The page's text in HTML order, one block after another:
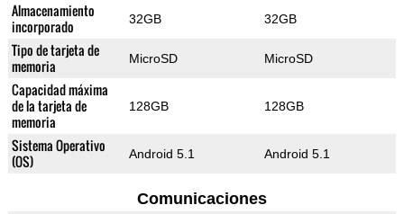
Almacenamiento
incorporado
32GB 32GB
Tipo de tarjeta de
memoria
MicroSD MicroSD
Capacidad máxima
de la tarjeta de
memoria
128GB 128GB
Sistema Operativo
(OS)
Android 5.1 Android 5.1
Comunicaciones